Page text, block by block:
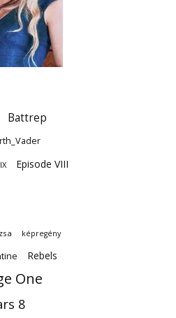
Battrep
Episode VIII
képregény
Rebels
One
8